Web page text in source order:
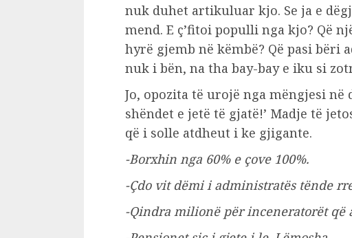
nuk duhet artikuluar kjo. Se ja e
mend. E ç’fitoi populli nga kjo? Që
hyrë gjemb në këmbë? Që pasi bëri
nuk i bën, na tha bay-bay e iku si
Jo, opozita të urojë nga mëngjesi në
shëndet e jetë të gjatë!’ Madje të
që i solle atdheut i ke gjigante.
-Borxhin nga 60% e çove 100%.
-Çdo vit dëmi i administratës tënde
-Qindra milionë për inceneratorët që